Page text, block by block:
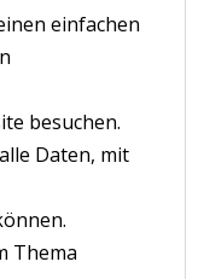
einfachen
besuchen.
Daten, mit
Thema